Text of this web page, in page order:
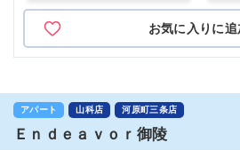
お気に入りに追
アパート 山科店 河原町三条店
Ｅｎｄｅａｖｏｒ御陵